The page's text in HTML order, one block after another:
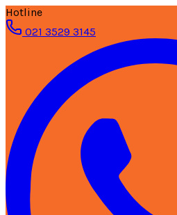
Hotline
021 3529 3145